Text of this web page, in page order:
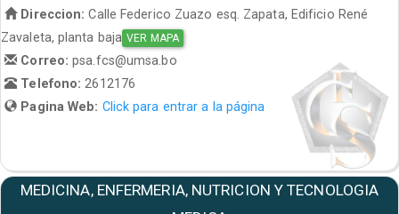
Direccion: Calle Federico Zuazo esq. Zapata, Edificio René
Zavaleta, planta baja VER MAPA
Correo:psa.fcs@umsa.bo
Telefono: 2612176
Pagina Web: Click para entrar a la página
MEDICINA, ENFERMERIA, NUTRICION Y TECNOLOGIA